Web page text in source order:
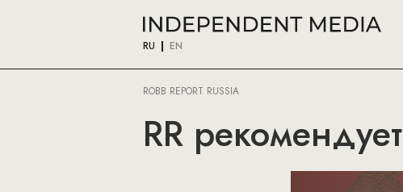
RU EN
ROBB REPORT RUSSIA
RR рекомендует